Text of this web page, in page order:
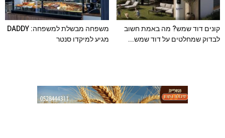
קונים דוד שמש? מה באמת חשוב
לבדוק שמחלטים על דוד שמש...
משפחה מבשלת למשפחה: DADDY
מגיע למיקדו סנטר